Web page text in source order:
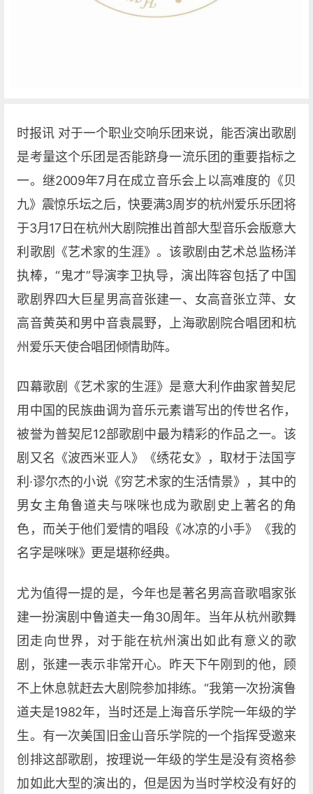
时报讯 对于一个职业交响乐团来说，能否演出歌剧
是考量这个乐团是否能跻身一流乐团的重要指标之
一。继2009年7月在成立音乐会上以高难度的《贝
九》震惊乐坛之后，快要满3周岁的杭州爱乐乐团将
于3月17日在杭州大剧院推出首部大型音乐会版意大
利歌剧《艺术家的生涯》。该歌剧由艺术总监杨洋
执棒，“鬼才”导演李卫执导，演出阵容包括了中国
歌剧界四大巨星男高音张建一、女高音张立萍、女
高音黄英和男中音袁晨野，上海歌剧院合唱团和杭
州爱乐天使合唱团倾情助阵。
四幕歌剧《艺术家的生涯》是意大利作曲家普契尼
用中国的民族曲调为音乐元素谱写出的传世名作，
被誉为普契尼12部歌剧中最为精彩的作品之一。该
剧又名《波西米亚人》《绣花女》，取材于法国亨
利·谬尔杰的小说《穷艺术家的生活情景》，其中的
男女主角鲁道夫与咪咪也成为歌剧史上著名的角
色，而关于他们爱情的唱段《冰凉的小手》《我的
名字是咪咪》更是堪称经典。
尤为值得一提的是，今年也是著名男高音歌唱家张
建一扮演剧中鲁道夫一角30周年。当年从杭州歌舞
团走向世界，对于能在杭州演出如此有意义的歌
剧，张建一表示非常开心。昨天下午刚到的他，顾
不上休息就赶去大剧院参加排练。“我第一次扮演鲁
道夫是1982年，当时还是上海音乐学院一年级的学
生。有一次美国旧金山音乐学院的一个指挥受邀来
创排这部歌剧，按理说一年级的学生是没有资格参
加如此大型的演出的，但是因为当时学校没有好的